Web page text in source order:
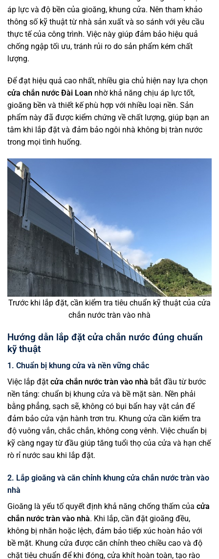
áp lực và độ bền của gioăng, khung cửa. Nên tham khảo
thông số kỹ thuật từ nhà sản xuất và so sánh với yêu cầu
thực tế của công trình. Việc này giúp đảm bảo hiệu quả
chống ngập tối ưu, tránh rủi ro do sản phẩm kém chất
lượng.
Để đạt hiệu quả cao nhất, nhiều gia chủ hiện nay lựa chọn
cửa chắn nước Đài Loan nhờ khả năng chịu áp lực tốt,
gioăng bền và thiết kế phù hợp với nhiều loại nền. Sản
phẩm này đã được kiểm chứng về chất lượng, giúp bạn an
tâm khi lắp đặt và đảm bảo ngôi nhà không bị tràn nước
trong mọi tình huống.
Trước khi lắp đặt, cần kiểm tra tiêu chuẩn kỹ thuật của cửa
chắn nước tràn vào nhà
Hướng dẫn lắp đặt cửa chắn nước đúng chuẩn
kỹ thuật
1. Chuẩn bị khung cửa và nền vững chắc
Việc lắp đặt cửa chắn nước tràn vào nhà bắt đầu từ bước
nền tảng: chuẩn bị khung cửa và bề mặt sàn. Nền phải
bằng phẳng, sạch sẽ, không có bụi bẩn hay vật cản để
đảm bảo cửa vận hành trơn tru. Khung cửa cần kiểm tra
độ vuông vắn, chắc chắn, không cong vênh. Việc chuẩn bị
kỹ càng ngay từ đầu giúp tăng tuổi thọ của cửa và hạn chế
rò rỉ nước sau khi lắp đặt.
2. Lắp gioăng và căn chỉnh khung cửa chắn nước tràn vào
nhà
Gioăng là yếu tố quyết định khả năng chống thấm của cửa
chắn nước tràn vào nhà. Khi lắp, cần đặt gioăng đều,
không bị nhăn hoặc lệch, đảm bảo tiếp xúc hoàn hảo với
bề mặt. Khung cửa được căn chỉnh theo chiều cao và độ
chặt tiêu chuẩn để khi đóng, cửa khít hoàn toàn, tạo rào